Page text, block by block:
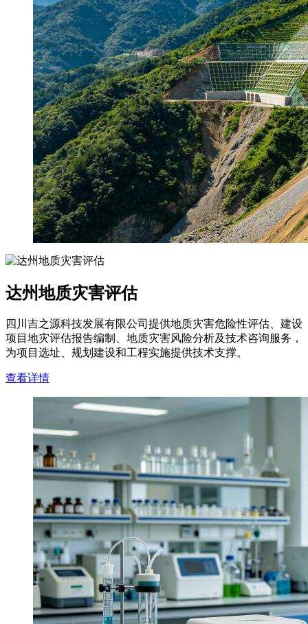
达州地质灾害评估
四川吉之源科技发展有限公司提供地质灾害危险性评估、建设
项目地灾评估报告编制、地质灾害风险分析及技术咨询服务，
为项目选址、规划建设和工程实施提供技术支撑。
查看详情